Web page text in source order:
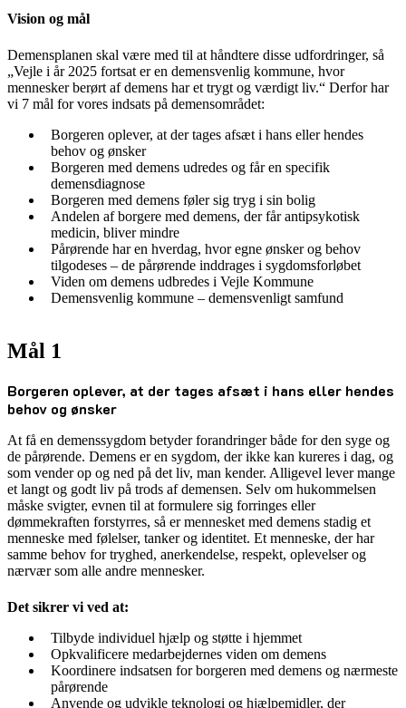
Vision og mål
Demensplanen skal være med til at håndtere disse udfordringer, så
„Vejle i år 2025 fortsat er en demensvenlig kommune, hvor
mennesker berørt af demens har et trygt og værdigt liv.“ Derfor har
vi 7 mål for vores indsats på demensområdet:
Borgeren oplever, at der tages afsæt i hans eller hendes
behov og ønsker
Borgeren med demens udredes og får en specifik
demensdiagnose
Borgeren med demens føler sig tryg i sin bolig
Andelen af borgere med demens, der får antipsykotisk
medicin, bliver mindre
Pårørende har en hverdag, hvor egne ønsker og behov
tilgodeses – de pårørende inddrages i sygdomsforløbet
Viden om demens udbredes i Vejle Kommune
Demensvenlig kommune – demensvenligt samfund
Mål 1
Borgeren oplever, at der tages afsæt i hans eller hendes
behov og ønsker
At få en demenssygdom betyder forandringer både for den syge og
de pårørende. Demens er en sygdom, der ikke kan kureres i dag, og
som vender op og ned på det liv, man kender. Alligevel lever mange
et langt og godt liv på trods af demensen. Selv om hukommelsen
måske svigter, evnen til at formulere sig forringes eller
dømmekraften forstyrres, så er mennesket med demens stadig et
menneske med følelser, tanker og identitet. Et menneske, der har
samme behov for tryghed, anerkendelse, respekt, oplevelser og
nærvær som alle andre mennesker.
Det sikrer vi ved at:
Tilbyde individuel hjælp og støtte i hjemmet
Opkvalificere medarbejdernes viden om demens
Koordinere indsatsen for borgeren med demens og nærmeste
pårørende
Anvende og udvikle teknologi og hjælpemidler, der